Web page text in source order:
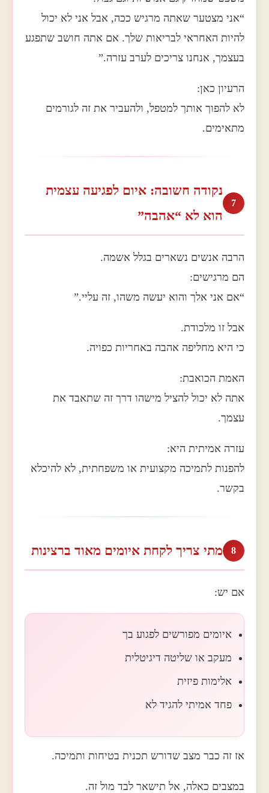
“אני מצטער שאתה מרגיש ככה, אבל אני לא יכול
להיות האחראי לבריאות שלך. אם אתה חושב שתפגע
בעצמך, אנחנו צריכים לערב עזרה.”
הרעיון כאן:
לא להפוך אותך למטפל, ולהעביר את זה לגורמים
מתאימים.
7
נקודה חשובה: איום לפגיעה עצמית
הוא לא “אהבה”
הרבה אנשים נשארים בגלל אשמה.
הם מרגישים:
“אם אני אלך והוא יעשה משהו, זה עליי.”
אבל זו מלכודת.
כי היא מחליפה אהבה באחריות כפויה.
האמת הכואבת:
אתה לא יכול להציל מישהו דרך זה שתאבד את
עצמך.
עזרה אמיתית היא:
להפנות לתמיכה מקצועית או משפחתית, לא להיכלא
בקשר.
8 מתי צריך לקחת איומים מאוד ברצינות
אם יש:
איומים מפורשים לפגוע בך
מעקב או שליטה דיגיטלית
אלימות פיזית
פחד אמיתי להגיד לא
אז זה כבר מצב שדורש תכנית בטיחות ותמיכה.
במצבים כאלה, אל תישאר לבד מול זה.